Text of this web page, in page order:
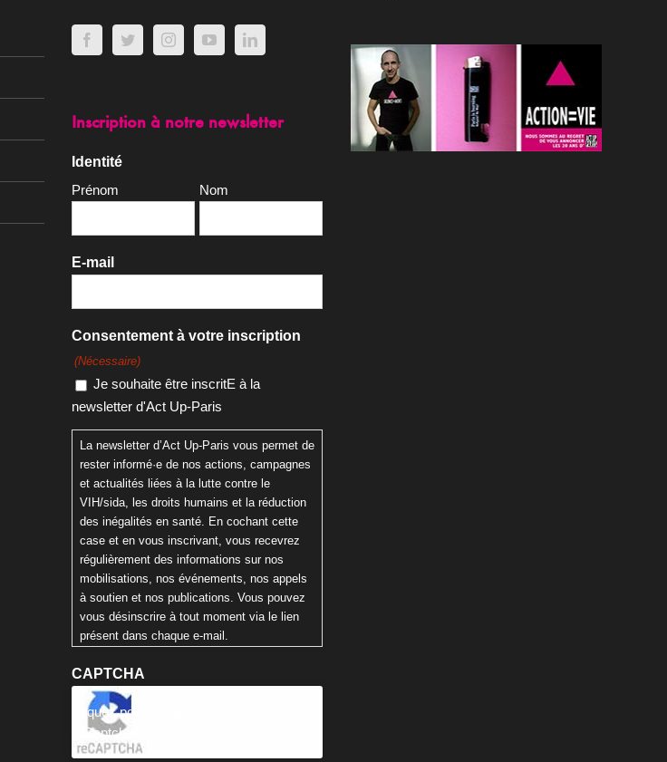
Inscription à notre newsletter
Identité
Prénom
Nom
E-mail
Consentement à votre inscription
(Nécessaire)
Je souhaite être inscritE à la
newsletter d'Act Up-Paris
La newsletter d’Act Up-Paris vous permet de
rester informé·e de nos actions, campagnes
et actualités liées à la lutte contre le
VIH/sida, les droits humains et la réduction
des inégalités en santé. En cochant cette
case et en vous inscrivant, vous recevrez
régulièrement des informations sur nos
mobilisations, nos événements, nos appels
à soutien et nos publications. Vous pouvez
vous désinscrire à tout moment via le lien
présent dans chaque e-mail.
CAPTCHA
Cliquez pour accepter la validation
reCaptcha.